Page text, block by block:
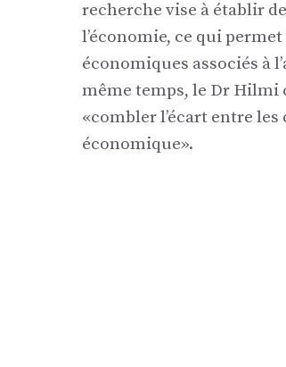
recherche vise à établir
l’économie, ce qui
économiques associés à
même temps, le Dr Hilmi
«combler l’écart entre
économique».